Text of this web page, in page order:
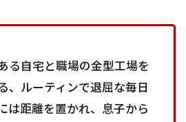
る自宅と職場の金型工場を
、ルーティンで退屈な毎日
は距離を置かれ、息子から